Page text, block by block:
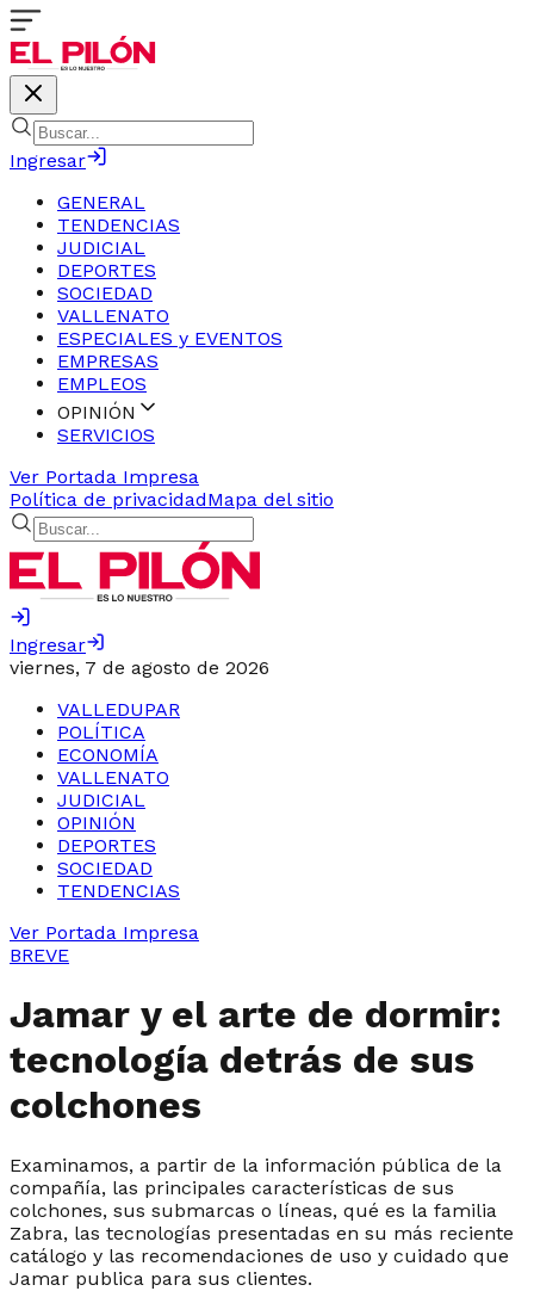
Ingresar
GENERAL
TENDENCIAS
JUDICIAL
DEPORTES
SOCIEDAD
VALLENATO
ESPECIALES y EVENTOS
EMPRESAS
EMPLEOS
OPINIÓN
SERVICIOS
Ver Portada Impresa
Política de privacidadMapa del sitio
Ingresar
viernes, 7 de agosto de 2026
VALLEDUPAR
POLÍTICA
ECONOMÍA
VALLENATO
JUDICIAL
OPINIÓN
DEPORTES
SOCIEDAD
TENDENCIAS
Ver Portada Impresa
BREVE
Jamar y el arte de dormir:
tecnología detrás de sus
colchones
Examinamos, a partir de la información pública de la
compañía, las principales características de sus
colchones, sus submarcas o líneas, qué es la familia
Zabra, las tecnologías presentadas en su más reciente
catálogo y las recomendaciones de uso y cuidado que
Jamar publica para sus clientes.